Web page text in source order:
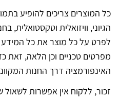
כל המוצרים צריכים להופיע
הגיוני, וויזואלית וטקסטואלית,
לפרט על כל מוצר את כל המידע
מפרטים טכניים וכן הלאה,
האינפורמציה דרך החנות
זכור, ללקוח אין אפשרות